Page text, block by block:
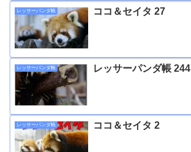
レッサーパンダ帳 ココ＆セイタ 27
レッサーパンダ帳 レッサーパンダ帳 244
レッサーパンダ帳 ココ＆セイタ 2